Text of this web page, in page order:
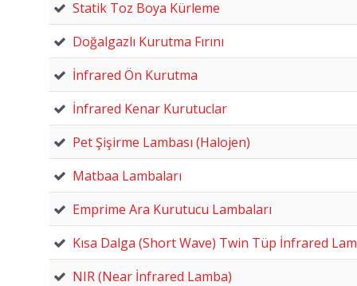
Statik Toz Boya Kürleme
Doğalgazlı Kurutma Fırını
İnfrared Ön Kurutma
İnfrared Kenar Kurutuclar
Pet Şişirme Lambası (Halojen)
Matbaa Lambaları
Emprime Ara Kurutucu Lambaları
Kısa Dalga (Short Wave) Twin Tüp İnfrared
NIR (Near İnfrared Lamba)